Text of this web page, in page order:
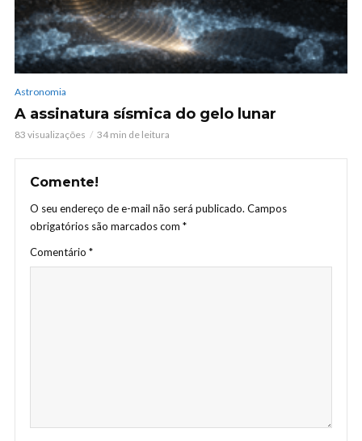
Astronomia
A assinatura sísmica do gelo lunar
83 visualizações 34 min de leitura
Comente!
O seu endereço de e-mail não será publicado. Campos
obrigatórios são marcados com *
Comentário *